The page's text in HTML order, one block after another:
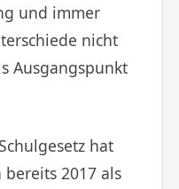
und immer
nicht
Ausgangspunkt
hat
2017 als